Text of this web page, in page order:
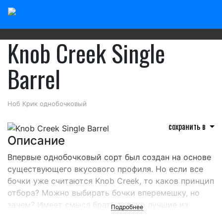
Knob Creek Single
Barrel
Ноб Крик однобочковый
сохранить в
Описание
Впервые однобочковый сорт был создан на основе
существующего вкусового профиля. Но если все
бочки уже считаются Knob Creek, то каков принцип
отбора? Можно выбирать бочки вперемешку, но
зачем? Имеет смысл брать только лучшие из
Подробнее